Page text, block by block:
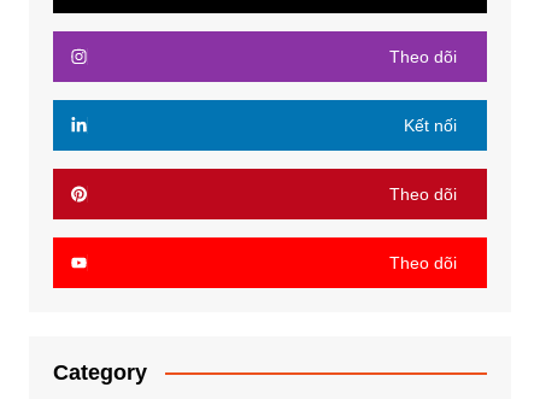
Theo dõi
Kết nối
Theo dõi
Theo dõi
Category